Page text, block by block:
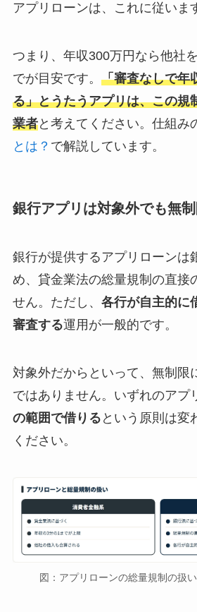
アプリローンは、これに従いま
つまり、年収300万円なら他社
でが目安です。 「審査なしで年
る」とうたうアプリは、この規
業者と考えてください。仕組み
とは？ で解説しています。
銀行アプリは対象外でも無
銀行が提供するアプリローンは
め、貸金業法の総量規制の直接
せん。ただし、 各行が自主的に
審査する運用が一般的です。
対象外だからといって、無制限
ではありません。いずれのアプ
の範囲で借りる という原則は変
ください。
図：アプリローンの総量規制の扱